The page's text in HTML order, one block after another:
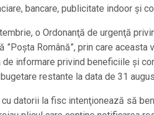
bancare, publicitate indoor şi
o Ordonanţă de urgenţă
”Poşta Română”, prin care
informare privind beneficiile şi
restante la data de 31
cu datorii la fisc intenţionează să